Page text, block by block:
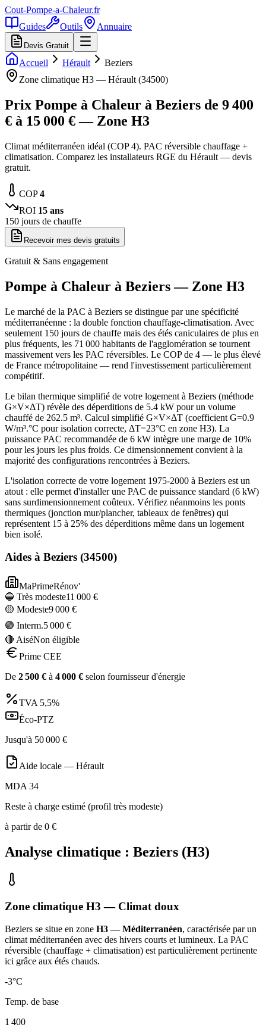
Cout-Pompe-a-Chaleur.fr
Guides
Outils Annuaire
Devis Gratuit
Accueil Hérault
Beziers
Zone climatique H3 — Hérault (34500)
Prix Pompe à Chaleur à Beziers de 9 400
€ à 15 000 € — Zone H3
Climat méditerranéen idéal (COP 4). PAC réversible chauffage +
climatisation. Comparez les installateurs RGE du Hérault — devis
gratuit.
COP4
ROI 15 ans
150 jours de chauffe
Recevoir mes devis gratuits
Gratuit & Sans engagement
Pompe à Chaleur à Beziers— Zone H3
Le marché de la PAC à Beziers se distingue par une spécificité
méditerranéenne : la double fonction chauffage-climatisation. Avec
seulement 150 jours de chauffe mais des étés caniculaires de plus en
plus fréquents, les 71 000 habitants de l'agglomération se tournent
massivement vers les PAC réversibles. Le COP de 4 — le plus élevé
de France métropolitaine — rend l'investissement particulièrement
compétitif.
Le bilan thermique simplifié de votre logement à Beziers (méthode
G×V×ΔT) révèle des déperditions de 5.4 kW pour un volume
chauffé de 262.5 m³. Calcul simplifié G×V×ΔT (coefficient G=0.9
W/m³.°C pour isolation correcte, ΔT=23°C en zone H3). La
puissance PAC recommandée de 6 kW intègre une marge de 10%
pour les jours les plus froids. Ce dimensionnement convient à la
majorité des configurations rencontrées à Beziers.
L'isolation correcte de votre logement 1975-2000 à Beziers est un
atout : elle permet d'installer une PAC de puissance standard (6 kW)
sans surdimensionnement coûteux. Vérifiez néanmoins les ponts
thermiques (jonction mur/plancher, tableaux de fenêtres) qui
représentent 15 à 25% des déperditions même dans un logement
bien isolé.
Aides à Beziers (34500)
MaPrimeRénov'
🔵 Très modeste11 000 €
🟡 Modeste9 000 €
🟣 Interm.5 000 €
🔴 AiséNon éligible
Prime CEE
De 2 500 € à 4 000 € selon fournisseur d'énergie
TVA 5,5%
Éco-PTZ
Jusqu'à 50 000 €
Aide locale — Hérault
MDA 34
Reste à charge estimé (profil très modeste)
à partir de 0 €
Analyse climatique : Beziers (H3)
Zone climatique H3 — Climat doux
Beziers se situe en zone H3 — Méditerranéen, caractérisée par un
climat méditerranéen avec des hivers courts et lumineux. La PAC
réversible (chauffage + climatisation) est particulièrement pertinente
ici grâce aux étés chauds.
-3°C
Temp. de base
1 400